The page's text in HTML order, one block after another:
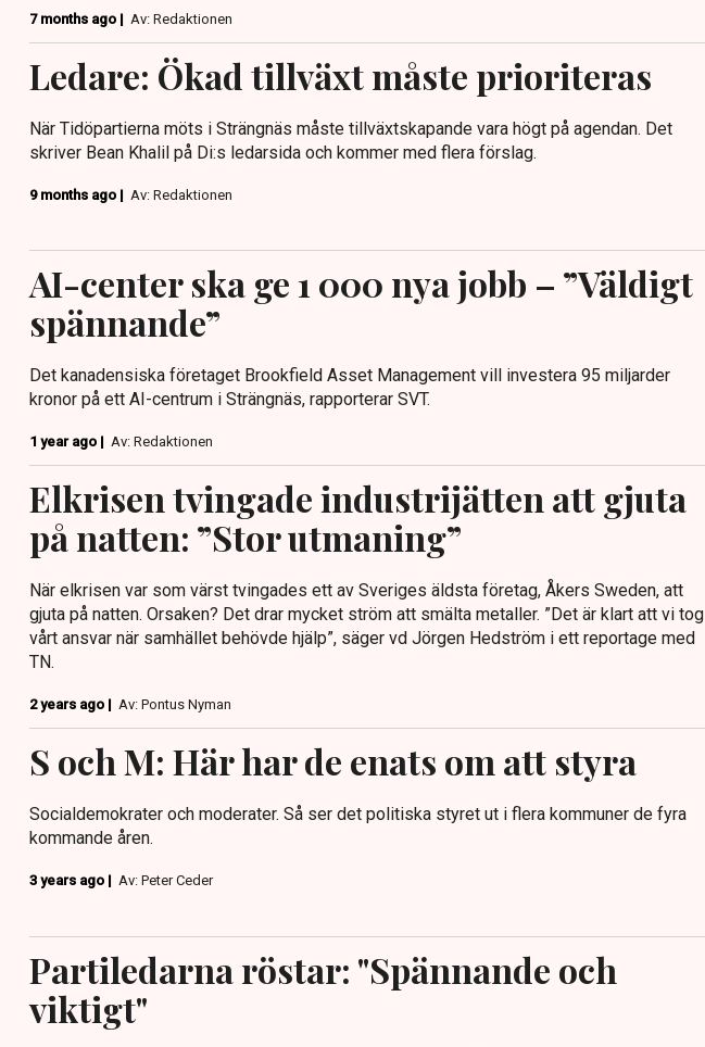
7 months ago | Av: Redaktionen
Ledare: Ökad tillväxt måste prioriteras
När Tidöpartierna möts i Strängnäs måste tillväxtskapande vara högt på agendan. Det
skriver Bean Khalil på Di:s ledarsida och kommer med flera förslag.
9 months ago | Av: Redaktionen
AI-center ska ge 1 000 nya jobb – ”Väldigt
spännande”
Det kanadensiska företaget Brookfield Asset Management vill investera 95 miljarder
kronor på ett AI-centrum i Strängnäs, rapporterar SVT.
1 year ago | Av: Redaktionen
Elkrisen tvingade industrijätten att gjuta
på natten: ”Stor utmaning”
När elkrisen var som värst tvingades ett av Sveriges äldsta företag, Åkers Sweden, att
gjuta på natten. Orsaken? Det drar mycket ström att smälta metaller. ”Det är klart att vi tog
vårt ansvar när samhället behövde hjälp”, säger vd Jörgen Hedström i ett reportage med
TN.
2 years ago | Av: Pontus Nyman
S och M: Här har de enats om att styra
Socialdemokrater och moderater. Så ser det politiska styret ut i flera kommuner de fyra
kommande åren.
3 years ago | Av: Peter Ceder
Partiledarna röstar: "Spännande och
viktigt"